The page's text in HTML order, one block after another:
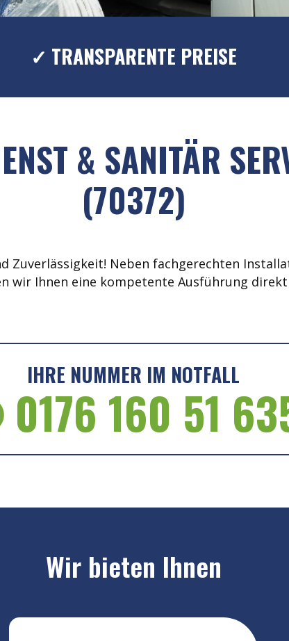
✓ TRANSPARENTE PREISE
& SANITÄR
(70372)
Zuverlässigkeit! Neben fachgerechten
wir Ihnen eine kompetente Ausführung
IHRE NUMMER IM NOTFALL
160 51
Wir bieten Ihnen